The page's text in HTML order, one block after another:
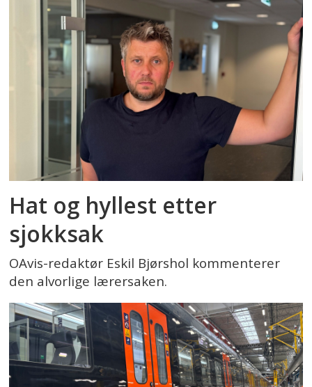
Hat og hyllest etter
sjokksak
OAvis-redaktør Eskil Bjørshol kommenterer
den alvorlige lærersaken.